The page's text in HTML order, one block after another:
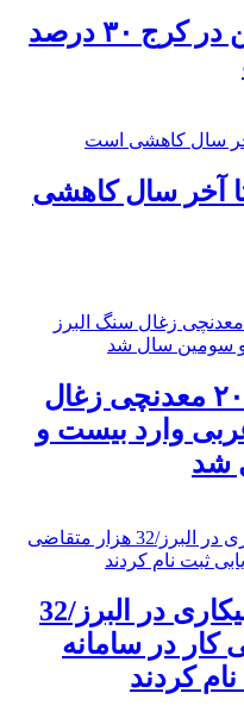
️قیمت مسکن در کرج ۳۰ درصد
آخر سال کاهشی
کشته شدن ۲۰ معدنچی زغال
وارد بیست و
شد
کاهش نرخ بیکاری در البرز/32
کار در سامانه
کردند